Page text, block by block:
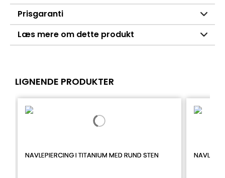
Prisgaranti
Læs mere om dette produkt
LIGNENDE PRODUKTER
NAVLEPIERCING I TITANIUM MED RUND STEN